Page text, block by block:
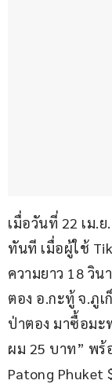
เมื่อวันที่ 22 เม.
ทันที เมื่อผู้ใช้
ความยาว 18 วิ
ตอง อ.กะทู้ จ.ภู
ป่าตอง มาซื้อมะ
ผม 25 บาท” พร้
Patong Phuket